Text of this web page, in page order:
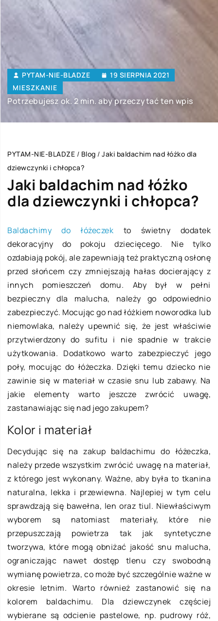
PYTAM-NIE-BLADZE
19 SIERPNIA 2021
MIESZKANIE
Potrzebujesz ok. 2 min. aby przeczytać ten wpis
PYTAM-NIE-BLADZE / Blog / Jaki baldachim nad łóżko dla
dziewczynki i chłopca?
Jaki baldachim nad łóżko
dla dziewczynki i chłopca?
Baldachimy do łóżeczek to świetny dodatek
dekoracyjny do pokoju dziecięcego. Nie tylko
ozdabiają pokój, ale zapewniają też praktyczną osłonę
przed słońcem czy zmniejszają hałas docierający z
innych pomieszczeń domu. Aby był w pełni
bezpieczny dla malucha, należy go odpowiednio
zabezpieczyć. Mocując go nad łóżkiem noworodka lub
niemowlaka, należy upewnić się, że jest właściwie
przytwierdzony do sufitu i nie spadnie w trakcie
użytkowania. Dodatkowo warto zabezpieczyć jego
poły, mocując do łóżeczka. Dzięki temu dziecko nie
zawinie się w materiał w czasie snu lub zabawy. Na
jakie elementy warto jeszcze zwrócić uwagę,
zastanawiając się nad jego zakupem?
Kolor i materiał
Decydując się na zakup baldachimu do łóżeczka,
należy przede wszystkim zwrócić uwagę na materiał,
z którego jest wykonany. Ważne, aby była to tkanina
naturalna, lekka i przewiewna. Najlepiej w tym celu
sprawdzają się bawełna, len oraz tiul. Niewłaściwym
wyborem są natomiast materiały, które nie
przepuszczają powietrza tak jak syntetyczne
tworzywa, które mogą obniżać jakość snu malucha,
ograniczając nawet dostęp tlenu czy swobodną
wymianę powietrza, co może być szczególnie ważne w
okresie letnim. Warto również zastanowić się na
kolorem baldachimu. Dla dziewczynek częściej
wybierane są odcienie pastelowe, np. pudrowy róż,